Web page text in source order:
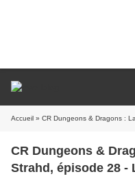
Accueil » CR Dungeons & Dragons : La
CR Dungeons &
Strahd, épisode 28